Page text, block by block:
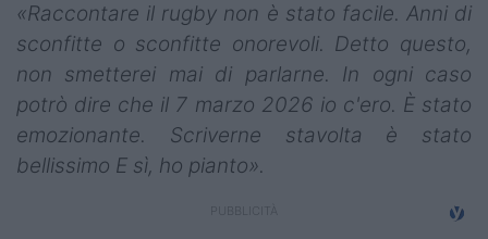
Femminile
Giovanili
Coppa Italia
Minirugby
«Raccontare il rugby non è stato facile. Anni di
sconfitte o sconfitte onorevoli. Detto questo,
non smetterei mai di parlarne. In ogni caso
potrò dire che il 7 marzo 2026 io c'ero. È stato
emozionante. Scriverne stavolta è stato
bellissimo E sì, ho pianto».